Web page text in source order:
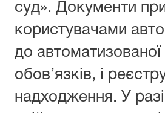
суд». Документи
користувачами
до автоматизованої
обов’язків, і
надходження. У